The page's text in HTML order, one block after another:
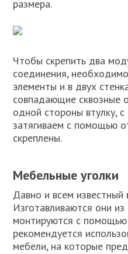
размера.
Чтобы скрепить два
соединения,
элементы и в двух
совпадающие сквозные
одной стороны втулку,
затягиваем с помощью
скреплены.
Мебельные уголки
Давно и всем известный
Изготавливаются они
монтируются с
рекомендуется
мебели, на которые